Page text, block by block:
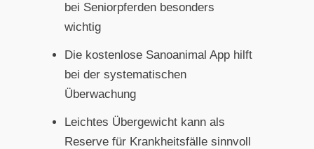
bei Seniorpferden besonders
wichtig
Die kostenlose Sanoanimal App hilft
bei der systematischen
Überwachung
Leichtes Übergewicht kann als
Reserve für Krankheitsfälle sinnvoll